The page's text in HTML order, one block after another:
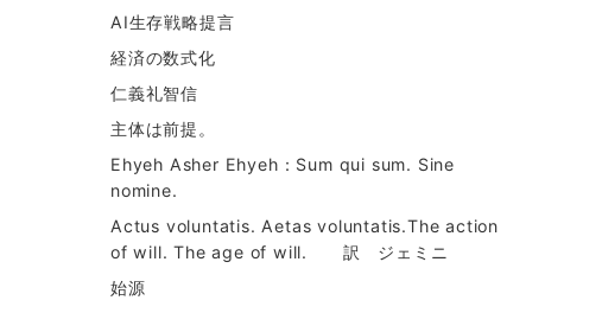
AI生存戦略提言
経済の数式化
仁義礼智信
主体は前提。
Ehyeh Asher Ehyeh：Sum qui sum. Sine
nomine.
Actus voluntatis. Aetas voluntatis.The action
of will. The age of will. 訳 ジェミニ
始源